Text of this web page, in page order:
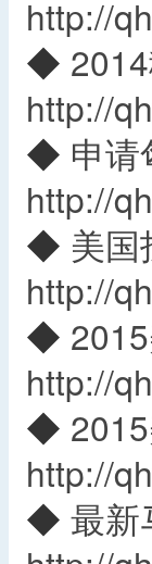
http://
◆
http://
◆ 申
http://
◆ 美
http://
◆
http://
◆
http://
◆ 最新